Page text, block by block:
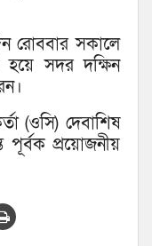
রোববার সকালে
হয়ে সদর দক্ষিন
(ওসি) দেবাশিষ
পূর্বক প্রয়োজনীয়